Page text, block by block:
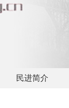
民进简介